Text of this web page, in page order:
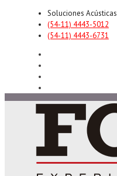
Soluciones Acústicas
(54-11) 4443-5012
(54-11) 4443-6731